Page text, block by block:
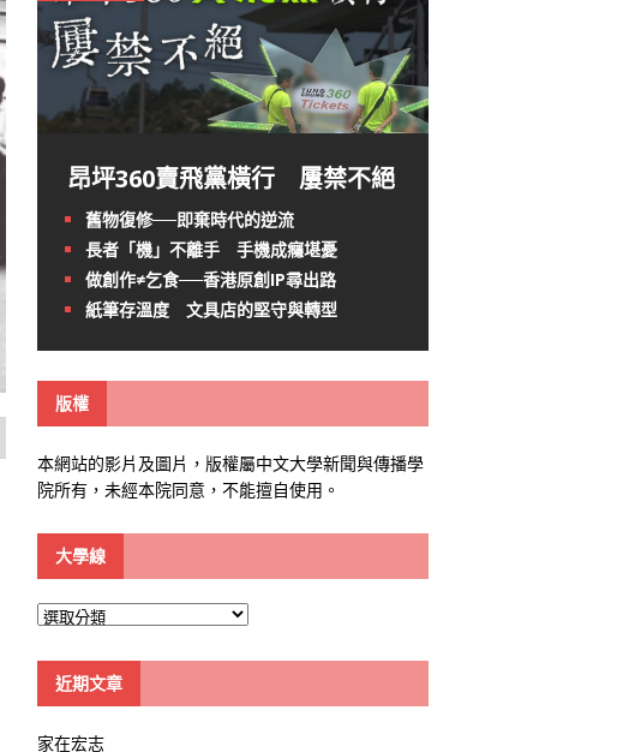
昂坪360賣飛黨橫行 屢禁不絕
舊物復修──即棄時代的逆流
長者「機」不離手 手機成癮堪憂
做創作≠乞食──香港原創IP尋出路
紙筆存溫度 文具店的堅守與轉型
版權
本網站的影片及圖片，版權屬中文大學新聞與傳播學
院所有，未經本院同意，不能擅自使用。
大學線
大
線
近期文章
家在宏志